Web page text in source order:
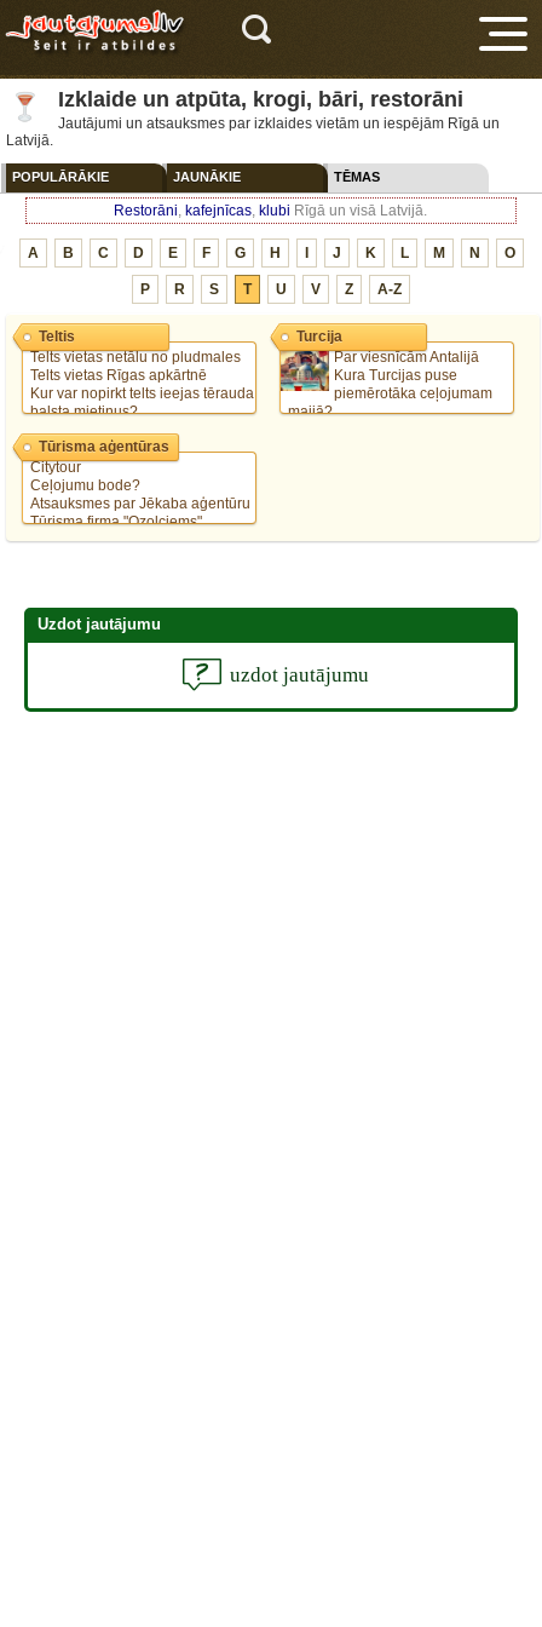
Izklaide un atpūta, krogi, bāri, restorāni
Jautājumi un atsauksmes par izklaides vietām un iespējām Rīgā un
Latvijā.
POPULĀRĀKIE JAUNĀKIE TĒMAS
Restorāni, kafejnīcas, klubi Rīgā un visā Latvijā.
A B C D E F G H J K L M N O
P R S T U V Z A-Z
Telts vietas netālu no pludmales
Telts vietas Rīgas apkārtnē
Kur var nopirkt telts ieejas tērauda
balsta mietiņus?
Gulēšana teltī -5 grādos
Teltis
Par viesnīcām Antalijā
Kura Turcijas puse
piemērotāka ceļojumam
maijā?
Turcija
Citytour
Ceļojumu bode?
Atsauksmes par Jēkaba aģentūru
Tūrisma firma "Ozolciems"
Tūrisma aģentūras
Uzdot jautājumu
uzdot jautājumu